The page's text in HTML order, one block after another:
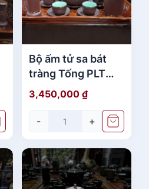
Bộ ấm tử sa bát
tràng Tống PLT
Nâu Bọc Đồng
Bạch Full Phụ Kiện
3,450,000 ₫
- +